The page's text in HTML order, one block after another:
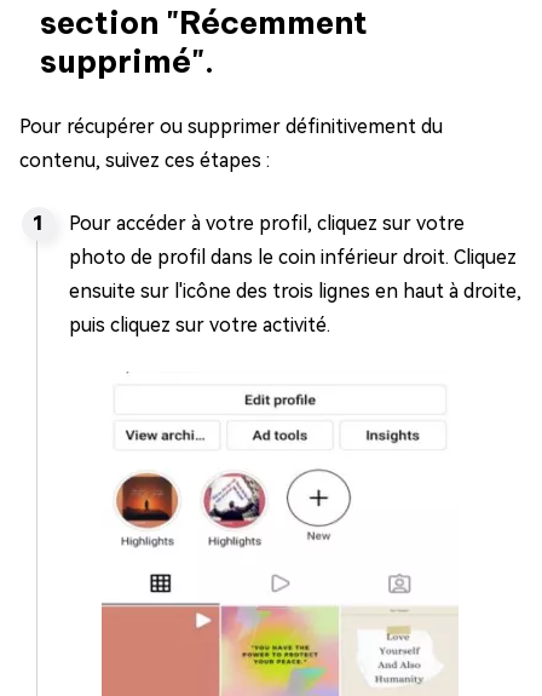
section "Récemment
supprimé".
Pour récupérer ou supprimer définitivement du
contenu, suivez ces étapes :
Pour accéder à votre profil, cliquez sur votre
photo de profil dans le coin inférieur droit. Cliquez
ensuite sur l'icône des trois lignes en haut à droite,
puis cliquez sur votre activité.